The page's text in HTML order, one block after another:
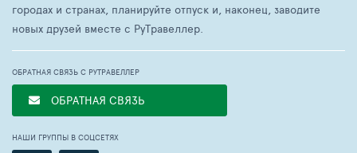
городах и странах, планируйте отпуск и, наконец, заводите
новых друзей вместе с РуТравеллер.
ОБРАТНАЯ СВЯЗЬ С РУТРАВЕЛЛЕР
ОБРАТНАЯ СВЯЗЬ
НАШИ ГРУППЫ В СОЦСЕТЯХ